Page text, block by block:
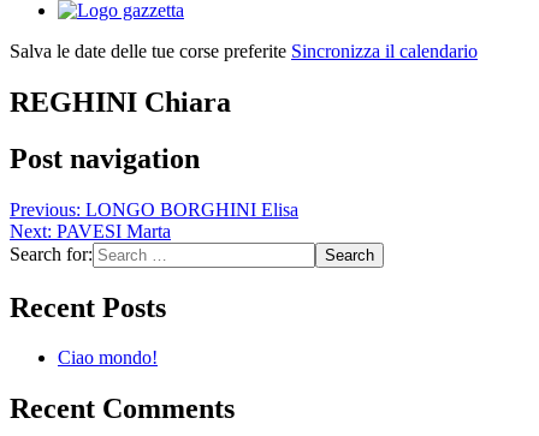
Salva le date delle tue corse preferite Sincronizza il calendario
REGHINI Chiara
Post navigation
Previous: LONGO BORGHINI Elisa
Next: PAVESI Marta
Search for:
Recent Posts
Ciao mondo!
Recent Comments